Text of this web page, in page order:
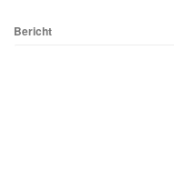
Bericht